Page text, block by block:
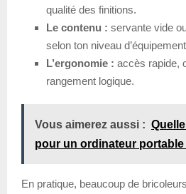
qualité des finitions.
Le contenu : servante vide
selon ton niveau
L’ergonomie : accès rapide,
rangement logique.
Vous aimerez aussi :
pour un ordinateur portable
En pratique, beaucoup de